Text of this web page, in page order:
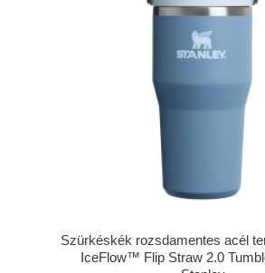
Szürkéskék rozsdamentes acél
IceFlow™ Flip Straw 2.0